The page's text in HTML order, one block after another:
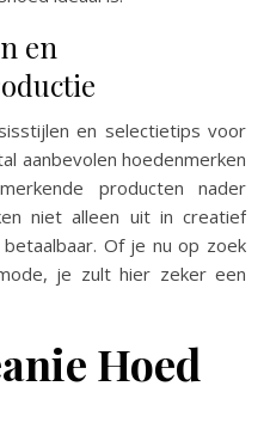
en
en selectietips voor
aanbevolen hoedenmerken
producten nader
niet alleen uit in creatief
Of je nu op zoek
je zult hier zeker een
Hoed